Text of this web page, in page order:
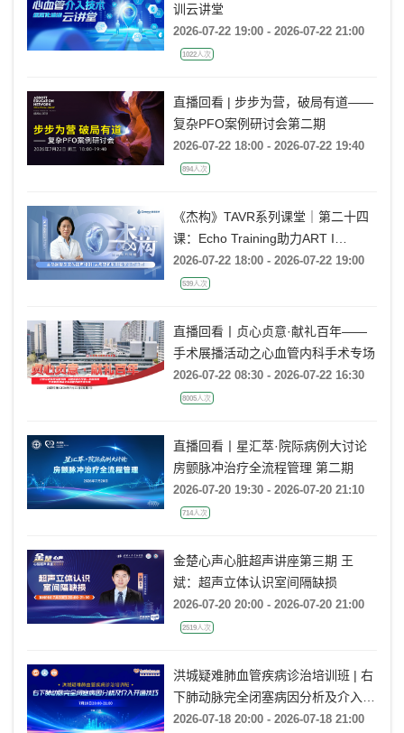
训云讲堂
2026-07-22 19:00 - 2026-07-22 21:00
1022人次
直播回看 | 步步为营，破局有道——
复杂PFO案例研讨会第二期
2026-07-22 18:00 - 2026-07-22 19:40
894人次
《杰构》TAVR系列课堂｜第二十四
课：Echo Training助力ART I
Rebecca T. Hahn教授《主动脉瓣反
流的超声培训：从病理机制到临床诊
2026-07-22 18:00 - 2026-07-22 19:00
539人次
直播回看丨贞心贞意·献礼百年——
手术展播活动之心血管内科手术专场
2026-07-22 08:30 - 2026-07-22 16:30
8005人次
直播回看丨星汇萃·院际病例大讨论
房颤脉冲治疗全流程管理 第二期
2026-07-20 19:30 - 2026-07-20 21:10
714人次
金楚心声心脏超声讲座第三期 王
斌：超声立体认识室间隔缺损
2026-07-20 20:00 - 2026-07-20 21:00
2519人次
洪城疑难肺血管疾病诊治培训班 | 右
下肺动脉完全闭塞病因分析及介入开
通技巧
2026-07-18 20:00 - 2026-07-18 21:00